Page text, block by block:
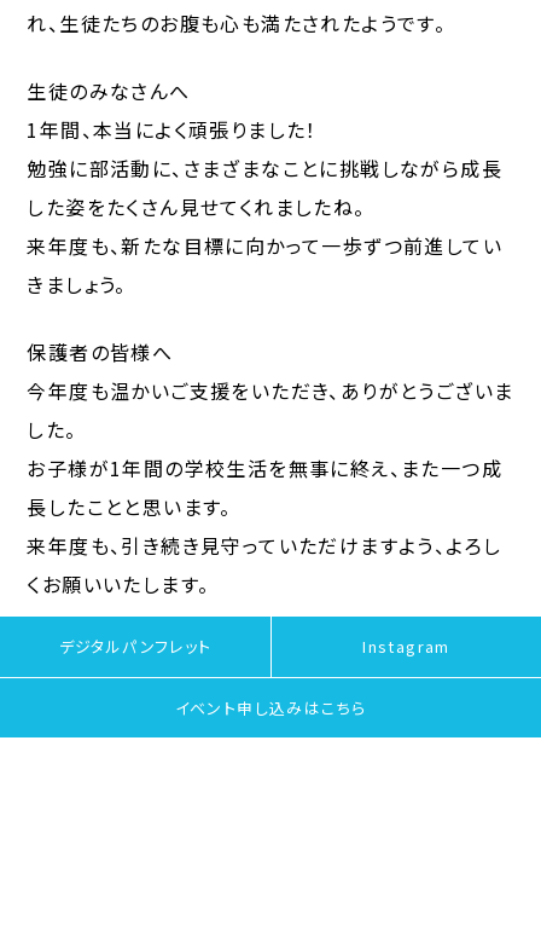
デジタルパンフレット Instagram
イベント申し込みはこちら
れ、生徒たちのお腹も心も満たされたようです。
生徒のみなさんへ
1年間、本当によく頑張りました！
勉強に部活動に、さまざまなことに挑戦しながら成長
した姿をたくさん見せてくれましたね。
来年度も、新たな目標に向かって一歩ずつ前進してい
きましょう。
保護者の皆様へ
今年度も温かいご支援をいただき、ありがとうございま
した。
お子様が1年間の学校生活を無事に終え、また一つ成
長したことと思います。
来年度も、引き続き見守っていただけますよう、よろし
くお願いいたします。
新2年生・新3年生の次の登校日は4月7日です！新年